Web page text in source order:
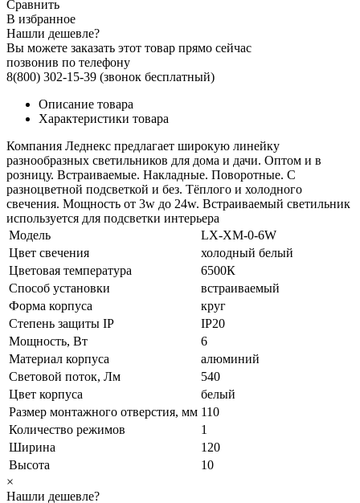
Сравнить
В избранное
Нашли дешевле?
Вы можете заказать этот товар прямо сейчас
позвонив по телефону
8(800) 302-15-39 (звонок бесплатный)
Описание товара
Характеристики товара
Компания Леднекс предлагает широкую линейку
разнообразных светильников для дома и дачи. Оптом и в
розницу. Встраиваемые. Накладные. Поворотные. С
разноцветной подсветкой и без. Тёплого и холодного
свечения. Мощность от 3w до 24w. Встраиваемый светильник
используется для подсветки интерьера
Модель
LX-XM-0-6W
Цвет свечения
холодный белый
Цветовая температура
6500К
Способ установки
встраиваемый
Форма корпуса
круг
Степень защиты IP
IP20
Мощность, Вт
6
Материал корпуса
алюминий
Световой поток, Лм
540
Цвет корпуса
белый
Размер монтажного отверстия, мм 110
Количество режимов
1
Ширина
120
Высота
10
×
Нашли дешевле?